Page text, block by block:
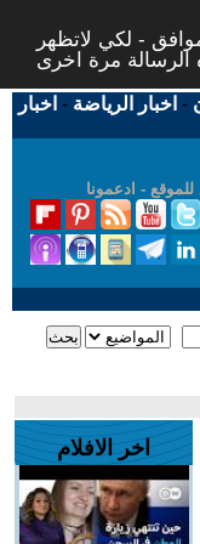
- لكي لاتظهر
- اخبار الرياضة - اخبار
للموقع - ادعمونا
اخر الافلام